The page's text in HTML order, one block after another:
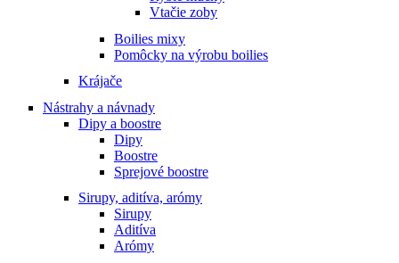
Vtačie zoby
Boilies mixy
Pomôcky na výrobu boilies
Krájače
Nástrahy a návnady
Dipy a boostre
Dipy
Boostre
Sprejové boostre
Sirupy, aditíva, arómy
Sirupy
Aditíva
Arómy